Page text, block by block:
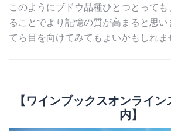
このようにブドウ品種ひとつとって
ることでより記憶の質が高まると思
てら目を向けてみてもよいかもしれま
【ワインブックスオンライ
内】